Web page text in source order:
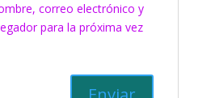
correo electrónico y
para la próxima vez